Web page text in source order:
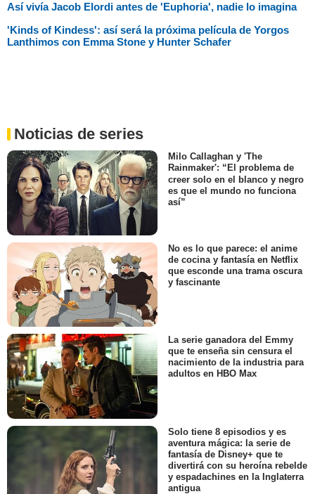
Así vivía Jacob Elordi antes de 'Euphoria', nadie lo imagina
'Kinds of Kindess': así será la próxima película de Yorgos
Lanthimos con Emma Stone y Hunter Schafer
Noticias de series
Milo Callaghan y 'The
Rainmaker': “El problema de
creer solo en el blanco y negro
es que el mundo no funciona
así”
No es lo que parece: el anime
de cocina y fantasía en Netflix
que esconde una trama oscura
y fascinante
La serie ganadora del Emmy
que te enseña sin censura el
nacimiento de la industria para
adultos en HBO Max
Solo tiene 8 episodios y es
aventura mágica: la serie de
fantasía de Disney+ que te
divertirá con su heroína rebelde
y espadachines en la Inglaterra
antigua